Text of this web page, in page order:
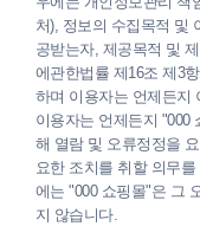
처), 정보의 수집목적 및
공받는자, 제공목적 및
에관한법률 제16조 제3
하며 이용자는 언제든지
이용자는 언제든지 "000
해 열람 및 오류정정을
요한 조치를 취할 의무
에는 "000 쇼핑몰"은 그
지 않습니다.